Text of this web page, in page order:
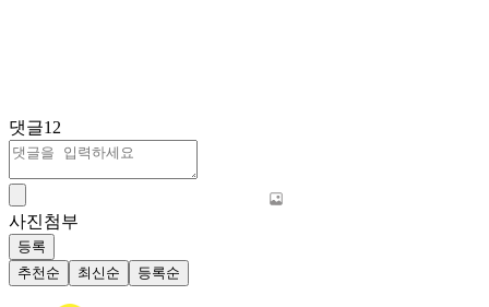
댓글12
사진첨부
등록
추천순
최신순 등록순